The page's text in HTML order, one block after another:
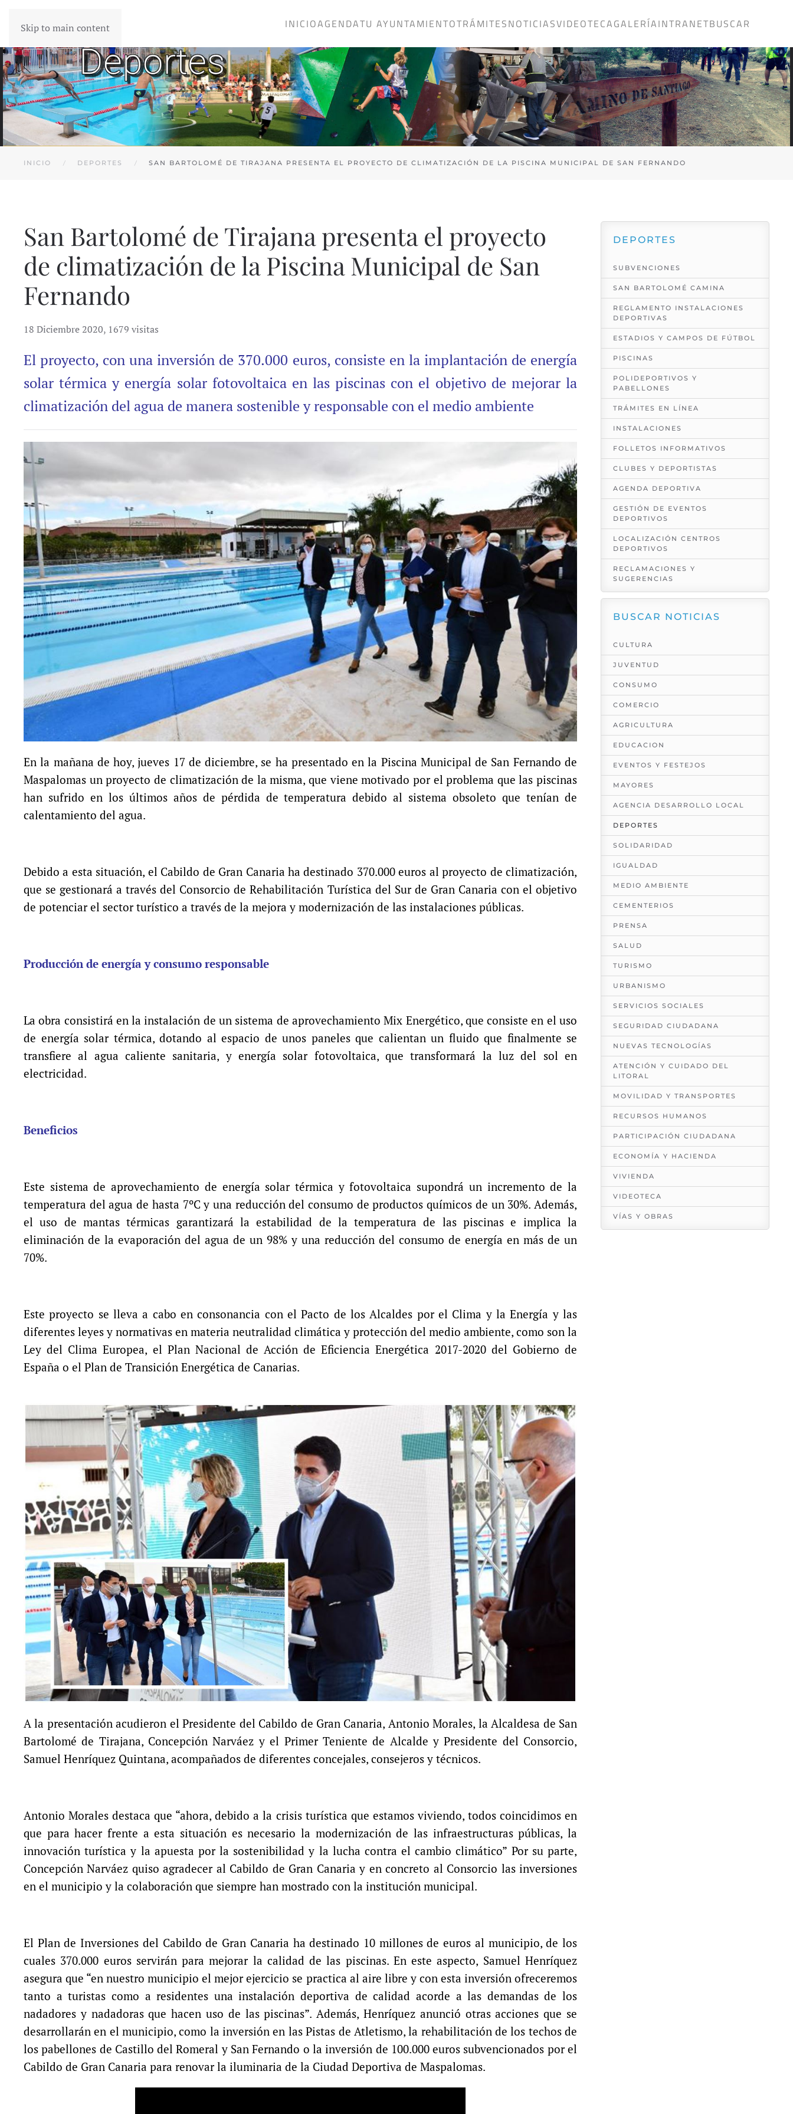
Skip to main content INICIOAGENDATU AYUNTAMIENTOTRÁMITESNOTICIASVIDEOTECAGALERÍAINTRANETBUSCAR
INICIO DEPORTES SAN BARTOLOMÉ DE TIRAJANA PRESENTA EL PROYECTO DE CLIMATIZACIÓN DE LA PISCINA MUNICIPAL DE SAN FERNANDO
San Bartolomé de Tirajana presenta el proyecto
de climatización de la Piscina Municipal de San
Fernando
18 Diciembre 2020, 1679 visitas
El proyecto, con una inversión de 370.000 euros, consiste en la implantación de energía
solar térmica y energía solar fotovoltaica en las piscinas con el objetivo de mejorar la
climatización del agua de manera sostenible y responsable con el medio ambiente
En la mañana de hoy, jueves 17 de diciembre, se ha presentado en la Piscina Municipal de San Fernando de
Maspalomas un proyecto de climatización de la misma, que viene motivado por el problema que las piscinas
han sufrido en los últimos años de pérdida de temperatura debido al sistema obsoleto que tenían de
calentamiento del agua.
Debido a esta situación, el Cabildo de Gran Canaria ha destinado 370.000 euros al proyecto de climatización,
que se gestionará a través del Consorcio de Rehabilitación Turística del Sur de Gran Canaria con el objetivo
de potenciar el sector turístico a través de la mejora y modernización de las instalaciones públicas.
Producción de energía y consumo responsable
La obra consistirá en la instalación de un sistema de aprovechamiento Mix Energético, que consiste en el uso
de energía solar térmica, dotando al espacio de unos paneles que calientan un fluido que finalmente se
transfiere al agua caliente sanitaria, y energía solar fotovoltaica, que transformará la luz del sol en
electricidad.
Beneficios
Este sistema de aprovechamiento de energía solar térmica y fotovoltaica supondrá un incremento de la
temperatura del agua de hasta 7ºC y una reducción del consumo de productos químicos de un 30%. Además,
el uso de mantas térmicas garantizará la estabilidad de la temperatura de las piscinas e implica la
eliminación de la evaporación del agua de un 98% y una reducción del consumo de energía en más de un
70%.
Este proyecto se lleva a cabo en consonancia con el Pacto de los Alcaldes por el Clima y la Energía y las
diferentes leyes y normativas en materia neutralidad climática y protección del medio ambiente, como son la
Ley del Clima Europea, el Plan Nacional de Acción de Eficiencia Energética 2017-2020 del Gobierno de
España o el Plan de Transición Energética de Canarias.
A la presentación acudieron el Presidente del Cabildo de Gran Canaria, Antonio Morales, la Alcaldesa de San
Bartolomé de Tirajana, Concepción Narváez y el Primer Teniente de Alcalde y Presidente del Consorcio,
Samuel Henríquez Quintana, acompañados de diferentes concejales, consejeros y técnicos.
Antonio Morales destaca que “ahora, debido a la crisis turística que estamos viviendo, todos coincidimos en
que para hacer frente a esta situación es necesario la modernización de las infraestructuras públicas, la
innovación turística y la apuesta por la sostenibilidad y la lucha contra el cambio climático” Por su parte,
Concepción Narváez quiso agradecer al Cabildo de Gran Canaria y en concreto al Consorcio las inversiones
en el municipio y la colaboración que siempre han mostrado con la institución municipal.
El Plan de Inversiones del Cabildo de Gran Canaria ha destinado 10 millones de euros al municipio, de los
cuales 370.000 euros servirán para mejorar la calidad de las piscinas. En este aspecto, Samuel Henríquez
asegura que “en nuestro municipio el mejor ejercicio se practica al aire libre y con esta inversión ofreceremos
tanto a turistas como a residentes una instalación deportiva de calidad acorde a las demandas de los
nadadores y nadadoras que hacen uso de las piscinas”. Además, Henríquez anunció otras acciones que se
desarrollarán en el municipio, como la inversión en las Pistas de Atletismo, la rehabilitación de los techos de
los pabellones de Castillo del Romeral y San Fernando o la inversión de 100.000 euros subvencionados por el
Cabildo de Gran Canaria para renovar la iluminaria de la Ciudad Deportiva de Maspalomas.
DEPORTES
SUBVENCIONES
SAN BARTOLOMÉ CAMINA
REGLAMENTO INSTALACIONES
DEPORTIVAS
ESTADIOS Y CAMPOS DE FÚTBOL
PISCINAS
POLIDEPORTIVOS Y
PABELLONES
TRÁMITES EN LÍNEA
INSTALACIONES
FOLLETOS INFORMATIVOS
CLUBES Y DEPORTISTAS
AGENDA DEPORTIVA
GESTIÓN DE EVENTOS
DEPORTIVOS
LOCALIZACIÓN CENTROS
DEPORTIVOS
RECLAMACIONES Y
SUGERENCIAS
BUSCAR NOTICIAS
CULTURA
JUVENTUD
CONSUMO
COMERCIO
AGRICULTURA
EDUCACION
EVENTOS Y FESTEJOS
MAYORES
AGENCIA DESARROLLO LOCAL
DEPORTES
SOLIDARIDAD
IGUALDAD
MEDIO AMBIENTE
CEMENTERIOS
PRENSA
SALUD
TURISMO
URBANISMO
SERVICIOS SOCIALES
SEGURIDAD CIUDADANA
NUEVAS TECNOLOGÍAS
ATENCIÓN Y CUIDADO DEL
LITORAL
MOVILIDAD Y TRANSPORTES
RECURSOS HUMANOS
PARTICIPACIÓN CIUDADANA
ECONOMÍA Y HACIENDA
VIVIENDA
VIDEOTECA
VÍAS Y OBRAS